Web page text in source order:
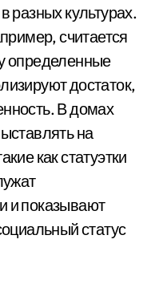
разных культурах.
считается
определенные
достаток,
В домах
на
как статуэтки
и показывают
статус